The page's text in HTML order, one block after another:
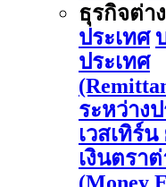
ธุรกิจต่า
ประเทศ
ประเทศ
ระหว่าง
เวสเทิร์
เงินตรา
(Money